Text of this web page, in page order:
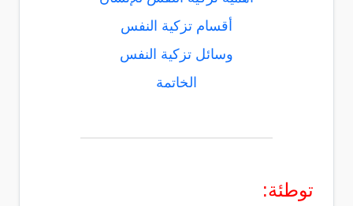
أقسام تزكية النفس
وسائل تزكية النفس
الخاتمة
توطئة: